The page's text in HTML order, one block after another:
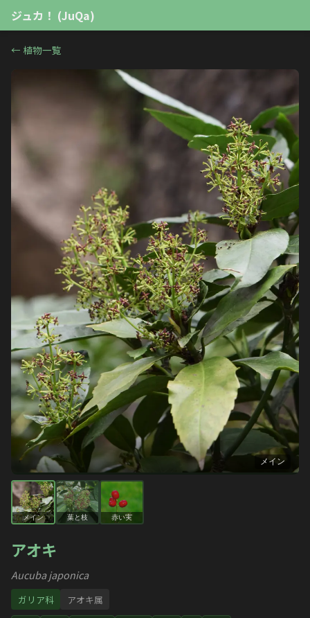
ジュカ！ (JuQa)
← 植物一覧
メイン
メイン 葉と枝 赤い実
アオキ
Aucuba japonica
ガリア科 アオキ属